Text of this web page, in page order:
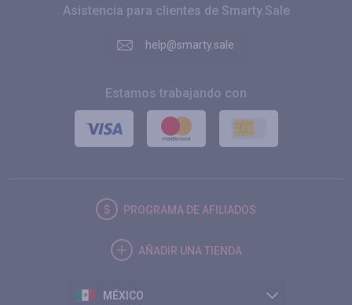
Asistencia para clientes de Smarty.Sale
help@smarty.sale
Estamos trabajando con
PROGRAMA DE AFILIADOS
AÑADIR UNA TIENDA
MÉXICO